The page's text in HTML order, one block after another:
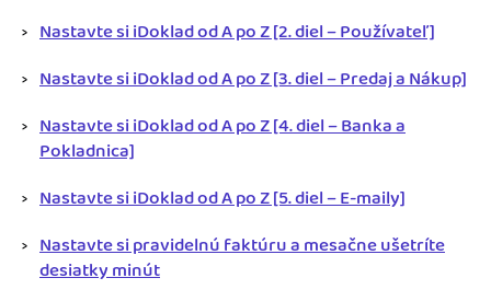
Nastavte si iDoklad od A po Z [2. diel – Používateľ]
Nastavte si iDoklad od A po Z [3. diel – Predaj a Nákup]
Nastavte si iDoklad od A po Z [4. diel – Banka a
Pokladnica]
Nastavte si iDoklad od A po Z [5. diel – E-maily]
Nastavte si pravidelnú faktúru a mesačne ušetríte
desiatky minút